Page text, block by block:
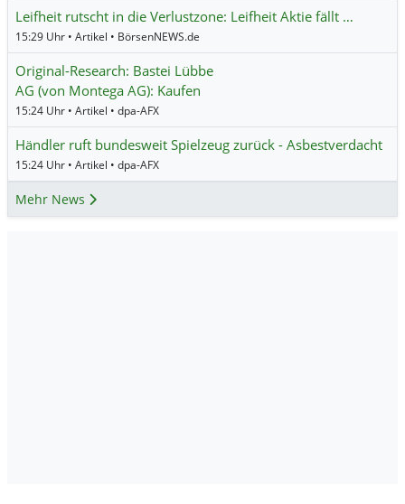
Leifheit rutscht in die Verlustzone: Leifheit Aktie fällt …
15:29 Uhr • Artikel • BörsenNEWS.de
Original-Research: Bastei Lübbe
AG (von Montega AG): Kaufen
15:24 Uhr • Artikel • dpa-AFX
Händler ruft bundesweit Spielzeug zurück - Asbestverdacht
15:24 Uhr • Artikel • dpa-AFX
Mehr News